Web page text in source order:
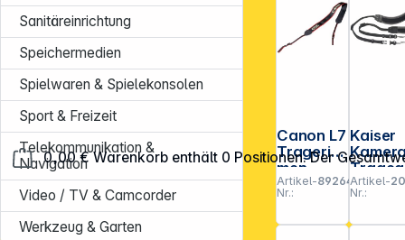
0,00 € Warenkorb enthält 0 Positionen. Der
Sanitäreinrichtung
Speichermedien
Spielwaren & Spielekonsolen
Sport & Freizeit
Telekommunikation &
Navigation
Video / TV & Camcorder
Werkzeug & Garten
Canon L7
Tragerie
men
Artikel-
Nr.:
892647
Kaiser
t 2-in-1
Neopren
Artikel-
Nr.: